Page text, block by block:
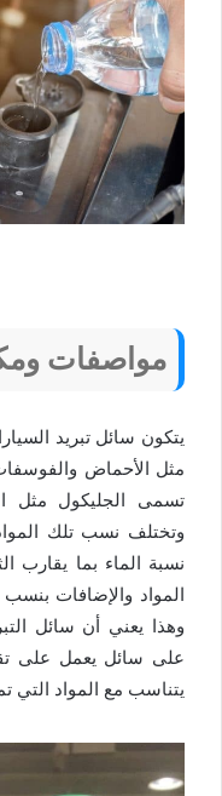
اختيار
مواصفات
يتكون سائل تبريد
مثل الأحماض
تسمى الجليكول مثل
وتختلف نسب تلك
نسبة الماء بما يقارب
المواد والإضافات
وهذا يعني أن سائل
على سائل يعمل على
يتناسب مع المواد التي